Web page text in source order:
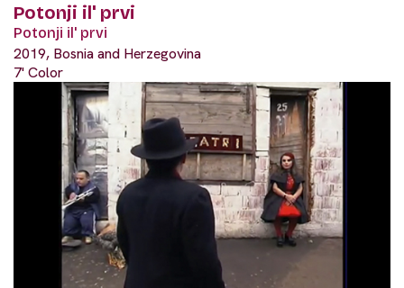
Potonji il' prvi
Potonji il' prvi
2019, Bosnia and Herzegovina
7' Color